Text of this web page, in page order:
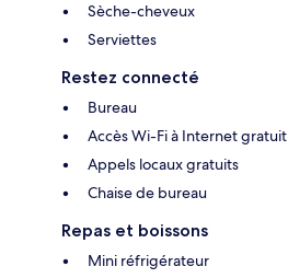
Sèche-cheveux
Serviettes
Restez connecté
Bureau
Accès Wi-Fi à Internet gratuit
Appels locaux gratuits
Chaise de bureau
Repas et boissons
Mini réfrigérateur